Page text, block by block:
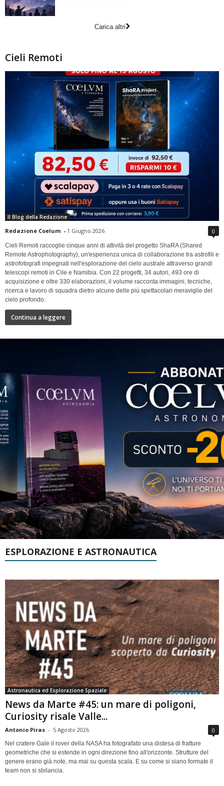
Carica altri
Cieli Remoti
Il Blog della Redazione
Redazione Coelum - 1 Giugno 2026 0
Cieli Remoti raccoglie cinque anni di attività del progetto ShaRA (Shared
Remote Astrophotography), un'esperienza unica di collaborazione tra astrofili e
astrofotografi impegnati nell'esplorazione del cielo australe attraverso grandi
telescopi remoti in Cile e Namibia. Con 22 progetti, 34 autori, 493 ore di
acquisizione e oltre 330 elaborazioni, il volume racconta immagini, tecniche,
ricerca e lavoro di squadra dietro alcune delle più spettacolari meraviglie del
cielo profondo.
Continua a leggere
ESPLORAZIONE E ASTRONAUTICA
Astronautica ed Esplorazione Spaziale
News da Marte #45: un mare di poligoni,
Curiosity risale Valle...
Antonio Piras - 5 Agosto 2026 0
Nel cratere Gale il rover della NASA ha fotografato una distesa di fratture
geometriche che si estende in ogni direzione fino all'orizzonte. Strutture del
genere erano già note, ma mai su questa scala. E su come si siano formate il
team non si sbilancia.